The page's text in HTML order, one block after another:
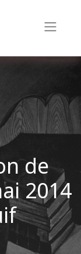
de
2014